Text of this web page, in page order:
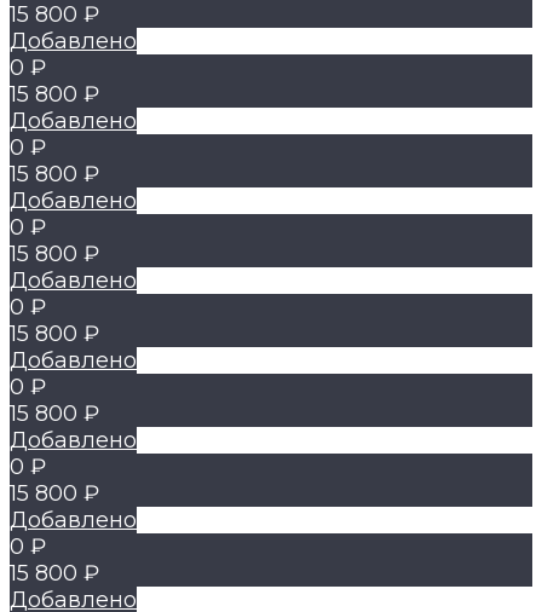
15 800 ₽
Добавлено
0 ₽
15 800 ₽
Добавлено
0 ₽
15 800 ₽
Добавлено
0 ₽
15 800 ₽
Добавлено
0 ₽
15 800 ₽
Добавлено
0 ₽
15 800 ₽
Добавлено
0 ₽
15 800 ₽
Добавлено
0 ₽
15 800 ₽
Добавлено